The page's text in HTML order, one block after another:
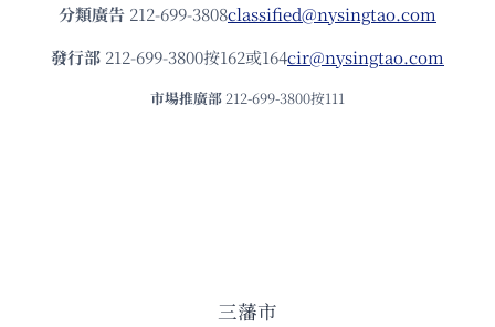
分類廣告 212-699-3808classified@nysingtao.com
發⾏部 212-699-3800按162或164cir@nysingtao.com
市場推廣部 212-699-3800按111
三藩市